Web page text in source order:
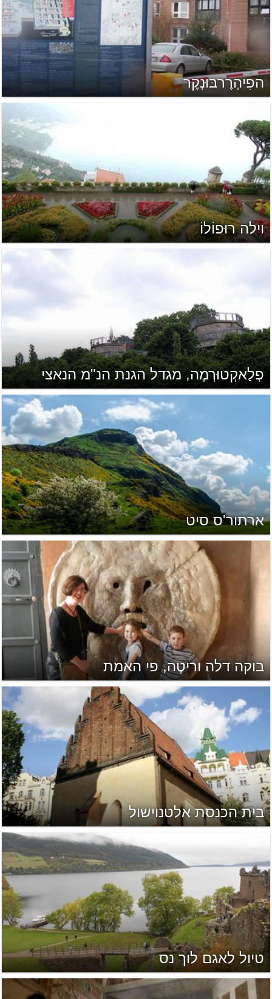
הפִיהְרֶרבּוּנְקֶר
וילה רוּפוֹלוֹ
פְלַאקְטוּרְמֶה, מגדל הגנת הנ"מ הנאצי
ארתור'ס סיט
בוקה דלה וריטֶה, פי האמת
בית הכנסת אלטנוישול
טיול לאגם לוך נס